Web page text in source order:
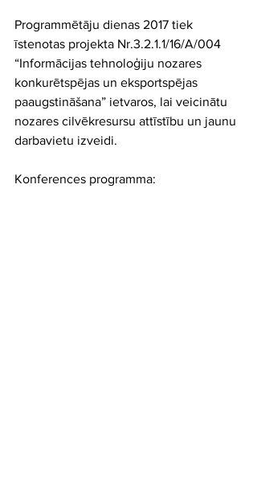
Programmētāju dienas 2017 tiek
īstenotas projekta Nr.3.2.1.1/16/A/004
“Informācijas tehnoloģiju nozares
konkurētspējas un eksportspējas
paaugstināšana” ietvaros, lai veicinātu
nozares cilvēkresursu attīstību un jaunu
darbavietu izveidi.
Konferences programma: